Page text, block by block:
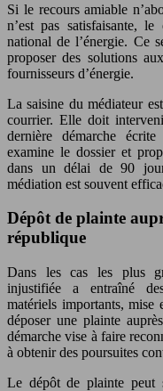
Si le recours amiable
n’est pas satisfaisante,
national de l’énergie. Ce
proposer des solutions
fournisseurs d’énergie.
La saisine du médiateur
courrier. Elle doit
dernière démarche
examine le dossier et
dans un délai de 90
médiation est souvent
Dépôt de plainte
république
Dans les cas les plus
injustifiée a entraîné des
matériels importants, mise
déposer une plainte
démarche vise à faire
à obtenir des poursuites
Le dépôt de plainte peut